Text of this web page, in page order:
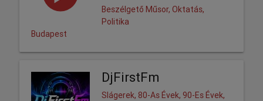
Beszélgető Műsor, Oktatás,
Politika
Budapest
DjFirstFm
Slágerek, 80-As Évek, 90-Es Évek,